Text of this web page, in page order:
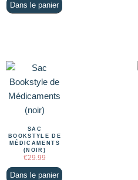
Dans le panier
SAC
BOOKSTYLE DE
MÉDICAMENTS
(NOIR)
€29.99
Dans le panier